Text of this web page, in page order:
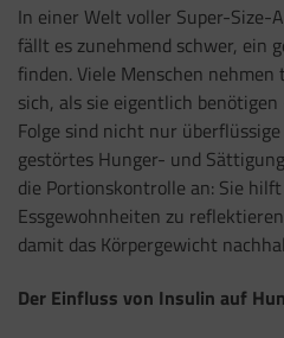
In einer Welt voller Super-Size-
fällt es zunehmend schwer, ein
finden. Viele Menschen
sich, als sie eigentlich
Folge sind nicht nur
gestörtes Hunger- und
die Portionskontrolle an: Sie
Essgewohnheiten zu
damit das Körpergewicht
Der Einfluss von Insulin auf